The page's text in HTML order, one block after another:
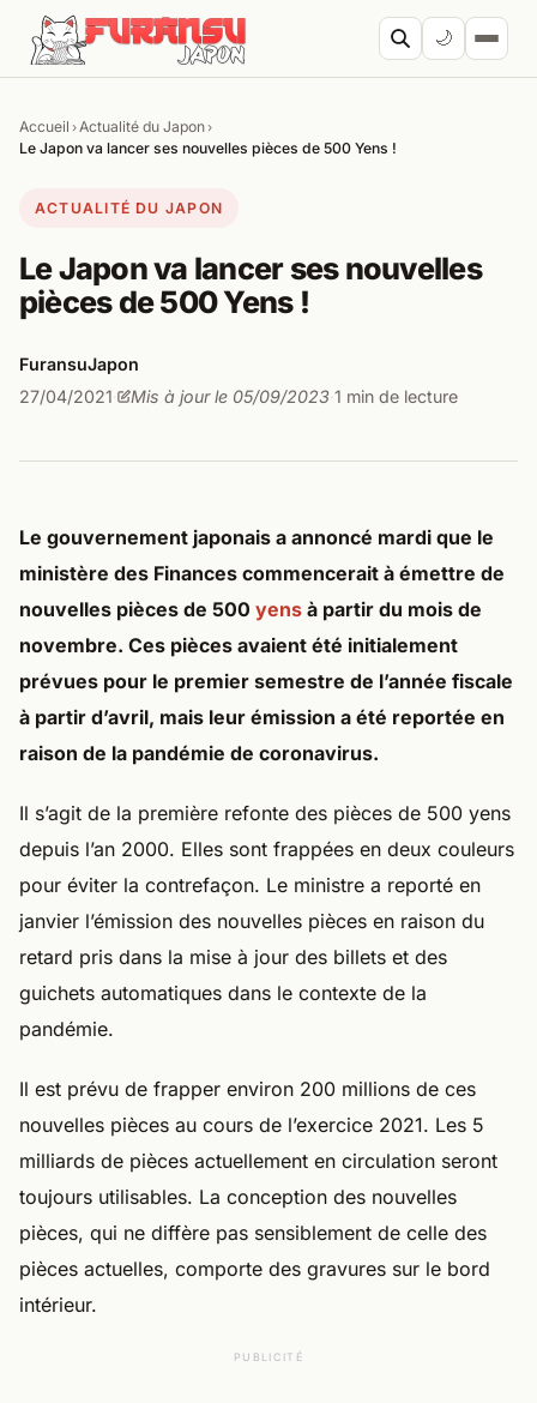
Aller au contenu
🌙
Accueil ›Actualité du Japon›
Le Japon va lancer ses nouvelles pièces de 500 Yens !
ACTUALITÉ DU JAPON
Le Japon va lancer ses nouvelles
pièces de 500 Yens !
FuransuJapon
27/04/2021· Mis à jour le 05/09/2023·1 min de lecture
Le gouvernement japonais a annoncé mardi que le
ministère des Finances commencerait à émettre de
nouvelles pièces de 500 yens à partir du mois de
novembre. Ces pièces avaient été initialement
prévues pour le premier semestre de l’année fiscale
à partir d’avril, mais leur émission a été reportée en
raison de la pandémie de coronavirus.
Il s’agit de la première refonte des pièces de 500 yens
depuis l’an 2000. Elles sont frappées en deux couleurs
pour éviter la contrefaçon. Le ministre a reporté en
janvier l’émission des nouvelles pièces en raison du
retard pris dans la mise à jour des billets et des
guichets automatiques dans le contexte de la
pandémie.
Il est prévu de frapper environ 200 millions de ces
nouvelles pièces au cours de l’exercice 2021. Les 5
milliards de pièces actuellement en circulation seront
toujours utilisables. La conception des nouvelles
pièces, qui ne diffère pas sensiblement de celle des
pièces actuelles, comporte des gravures sur le bord
intérieur.
PUBLICITÉ